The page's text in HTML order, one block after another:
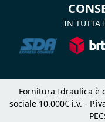
IN TUTTA
Fornitura Idraulica è
sociale 10.000€ i.v. -
PEC: